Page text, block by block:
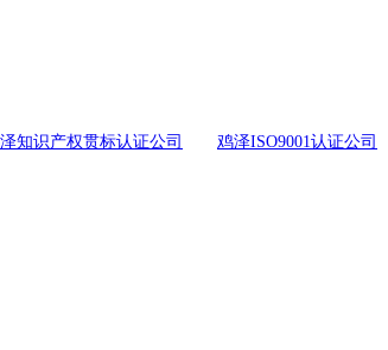
知识产权贯标认证公司 鸡泽ISO9001认证公司